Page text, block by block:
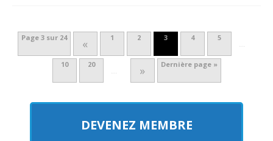
Page 3 sur 24 « 1 2 3 4 5
…
10 20
… » Dernière page »
DEVENEZ MEMBRE